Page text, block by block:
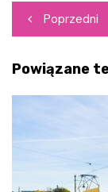
wpisu
Poprzedni
Powiązane